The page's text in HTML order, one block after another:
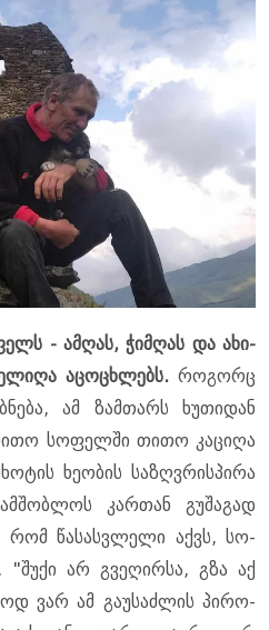
- ამ­ღას, ჭიმ­ღას და ახი­
აცო­ცხლებს. რო­გორც
ამ ზამ­თარს ხუ­თი­დან
სო­ფელ­ში თითო კა­ცი­ღა
ხე­ო­ბის სა­ზღვრის­პი­რა
კარ­თან გუ­შა­გად
რომ წა­სას­ვლე­ლი აქვს, სო­
არ გვე­ღირ­სა, გზა აქ
ვარ ამ გა­უ­საძ­ლის პი­რო­